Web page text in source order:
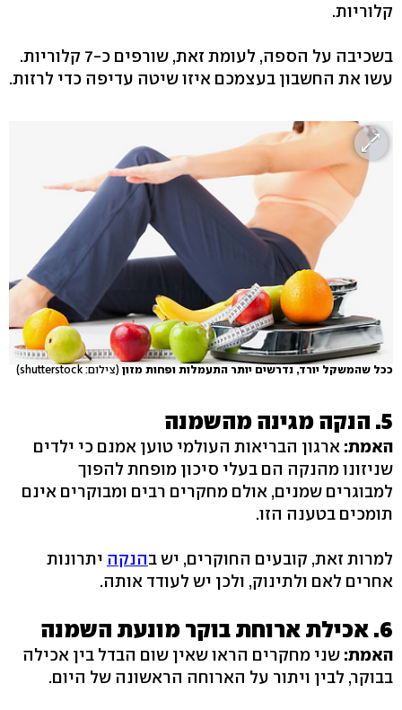
קלוריות.
בשכיבה על הספה, לעומת זאת, שורפים כ-7 קלוריות.
עשו את החשבון בעצמכם איזו שיטה עדיפה כדי לרזות.
ככל שהמשקל יורד, נדרשים יותר התעמלות ופחות מזון(צילום: shutterstock)
5. הנקה מגינה מהשמנה
האמת: ארגון הבריאות העולמי טוען אמנם כי ילדים
שניזונו מהנקה הם בעלי סיכון מופחת להפוך
למבוגרים שמנים, אולם מחקרים רבים ומבוקרים אינם
תומכים בטענה הזו.
למרות זאת, קובעים החוקרים, יש בהנקה יתרונות
אחרים לאם ולתינוק, ולכן יש לעודד אותה.
6. אכילת ארוחת בוקר מונעת השמנה
האמת: שני מחקרים הראו שאין שום הבדל בין אכילה
בבוקר, לבין ויתור על הארוחה הראשונה של היום.